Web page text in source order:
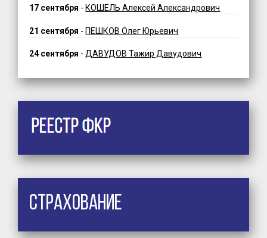
17 сентября - КОШЕЛЬ Алексей Александрович
21 сентября - ПЕШКОВ Олег Юрьевич
24 сентября -ДАВУДОВ Тажир Давудович
Страхование